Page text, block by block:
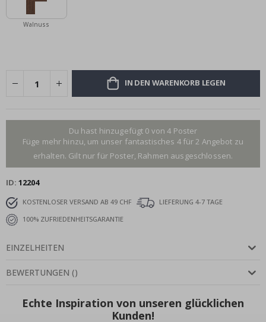
Walnuss
IN DEN WARENKORB LEGEN
Du hast hinzugefügt 0 von 4 Poster
Füge mehr hinzu, um unser fantastisches 4 für 2 Angebot zu
erhalten. Gilt nur für Poster, Rahmen ausgeschlossen.
ID 12204
KOSTENLOSER VERSAND AB 49 CHF
LIEFERUNG 4-7 TAGE
100% ZUFRIEDENHEITSGARANTIE
EINZELHEITEN
BEWERTUNGEN ()
Echte Inspiration von unseren glücklichen
Kunden!